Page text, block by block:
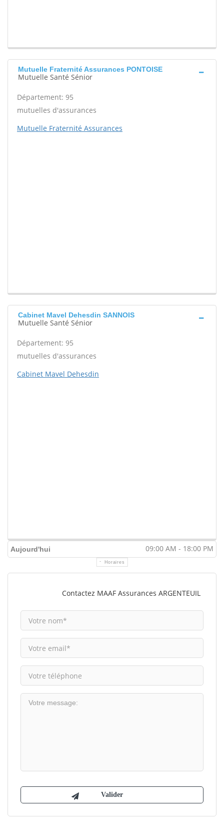
Mutuelle Fraternité Assurances PONTOISE
Mutuelle Santé Sénior
Département: 95
mutuelles d'assurances
Mutuelle Fraternité Assurances
Cabinet Mavel Dehesdin SANNOIS
Mutuelle Santé Sénior
Département: 95
mutuelles d'assurances
Cabinet Mavel Dehesdin
Aujourd'hui 09:00 AM - 18:00 PM
Horaires
Contactez MAAF Assurances ARGENTEUIL